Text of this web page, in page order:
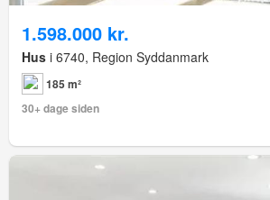
1.598.000 kr.
Hus i 6740, Region Syddanmark
185 m²
30+ dage siden